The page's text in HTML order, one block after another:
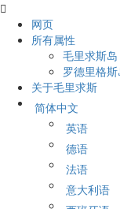
网页
所有属性
毛里求斯岛
罗德里格斯
关于毛里求斯
简体中文
英语
德语
法语
意大利语